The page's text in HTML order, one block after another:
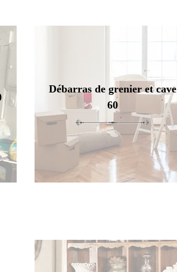
Débarras de grenier et cave
60